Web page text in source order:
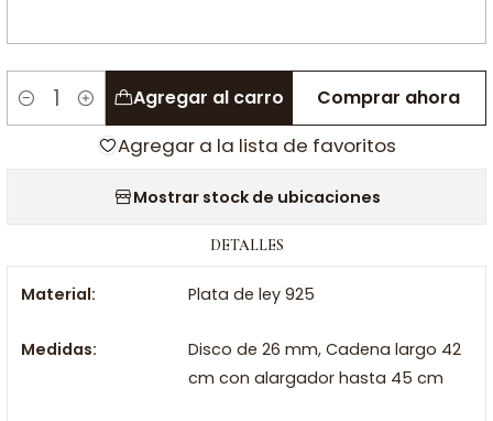
Cantidad
Agregar al carro Comprar ahora
Agregar a la lista de favoritos
Mostrar stock de ubicaciones
DETALLES
Material: Plata de ley 925
Medidas:
Disco de 26 mm, Cadena largo 42
cm con alargador hasta 45 cm